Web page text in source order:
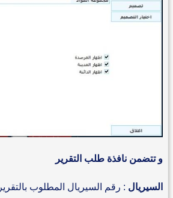
و تتضمن نافذة طلب التقرير
السيريال : رقم السيريال المطلوب بالتقرير